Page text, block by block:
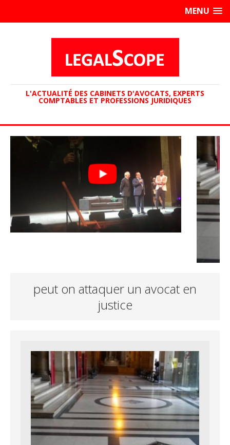
MENU
L'ACTUALITÉ DES CABINETS D'AVOCATS, EXPERTS
COMPTABLES ET PROFESSIONS JURIDIQUES
peut on attaquer un avocat en
justice